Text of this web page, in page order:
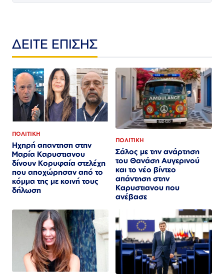
ΔΕΙΤΕ ΕΠΙΣΗΣ
ΠΟΛΙΤΙΚΗ
Ηχηρή απαντηση στην
Μαρία Καρυστιανου
δίνουν Κορυφαία στελέχη
που αποχώρησαν από το
κόμμα της με κοινή τους
δήλωση
ΠΟΛΙΤΙΚΗ
Σάλος με την ανάρτηση
του Θανάση Αυγερινού
και το νέο βίντεο
απάντηση στην
Καρυστιανου που
ανέβασε